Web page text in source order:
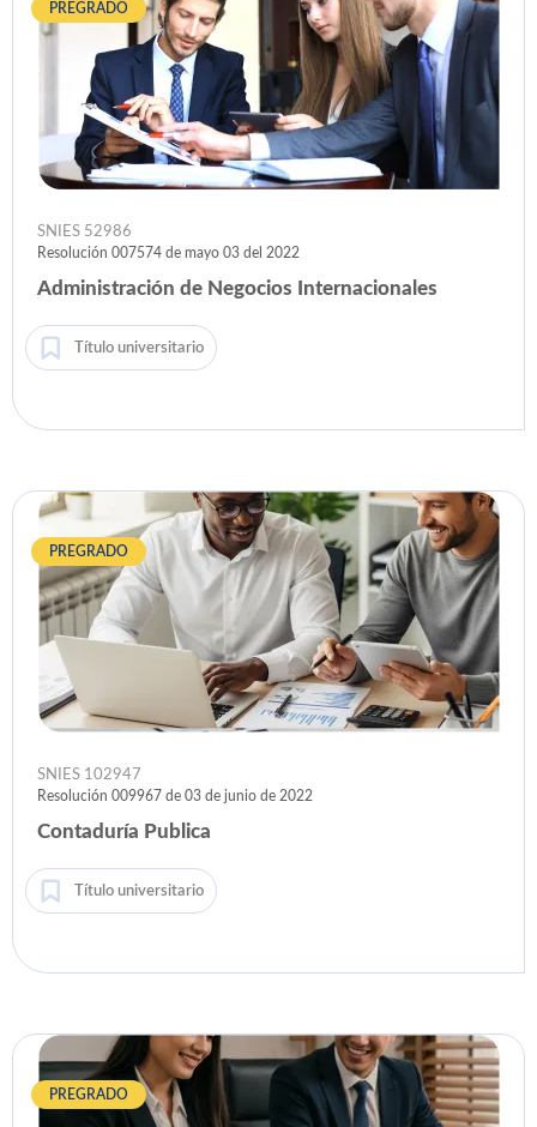
PREGRADO
SNIES 52986
Resolución 007574 de mayo 03 del 2022
Administración de Negocios Internacionales
Título universitario
PREGRADO
SNIES 102947
Resolución 009967 de 03 de junio de 2022
Contaduría Publica
Título universitario
PREGRADO